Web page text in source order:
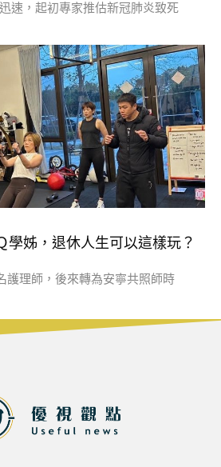
速，起初專家推估新冠肺炎致死
學姊，退休人生可以這樣玩？
護理師，後來轉為安寧共照師時